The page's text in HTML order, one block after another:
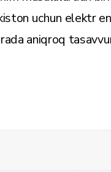
uchun elektr
aniqroq